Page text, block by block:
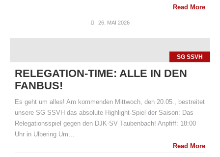
Read More
26. MAI 2026
SG SSVH
RELEGATION-TIME: ALLE IN DEN
FANBUS!
Es geht um alles! Am kommenden Mittwoch, den 20.05., bestreitet
unsere SG SSVH das absolute Highlight-Spiel der Saison: Das
Relegationsspiel gegen den DJK-SV Taubenbach! Anpfiff: 18:00
Uhr in Ulbering Um…
Read More